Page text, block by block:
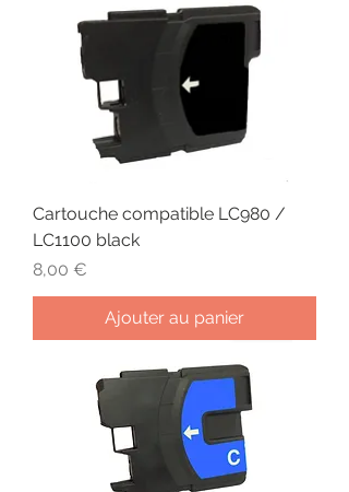
Cartouche compatible LC980 /
LC1100 black
Prix
8,00 €
Ajouter au panier